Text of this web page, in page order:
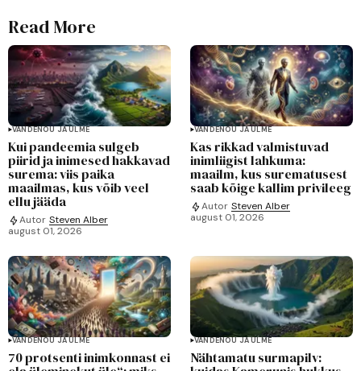
Read More
VANDENÕU JA ULME
Kui pandeemia sulgeb
piirid ja inimesed hakkavad
surema: viis paika
maailmas, kus võib veel
ellu jääda
Autor Steven Alber
august 01, 2026
VANDENÕU JA ULME
Kas rikkad valmistuvad
inimliigist lahkuma:
maailm, kus surematusest
saab kõige kallim privileeg
Autor Steven Alber
august 01, 2026
VANDENÕU JA ULME
70 protsenti inimkonnast ei
VANDENÕU JA ULME
Nähtamatu surmapilv: